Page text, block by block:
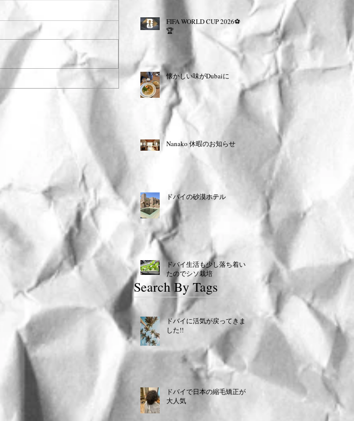
Search By Tags
FIFA WORLD CUP 2026⚽️
🏆
懐かしい味がDubaiに
Nanako 休暇のお知らせ
ドバイの砂漠ホテル
ドバイ生活も少し落ち着い
たのでシソ栽培
ドバイに活気が戻ってきま
した!!
ドバイで日本の縮毛矯正が
大人気